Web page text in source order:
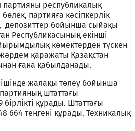
партияны республикалық
партияға кәсіпкерлік
депозиттер бойынша сыйақы
Республикасының екінші
көмектерден түскен
қаражаты Қазақстан
ғана қабылданады.
жалақы төлеу бойынша
штаттағы
құрады. Штаттағы
664 теңгені құрады. Техникалық